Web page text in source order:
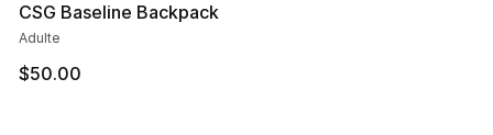
CSG Baseline Backpack
Adulte
$50.00